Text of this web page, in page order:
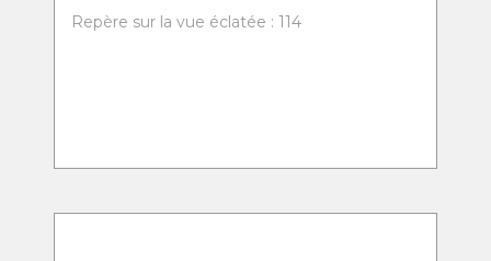
Repère sur la vue éclatée : 114